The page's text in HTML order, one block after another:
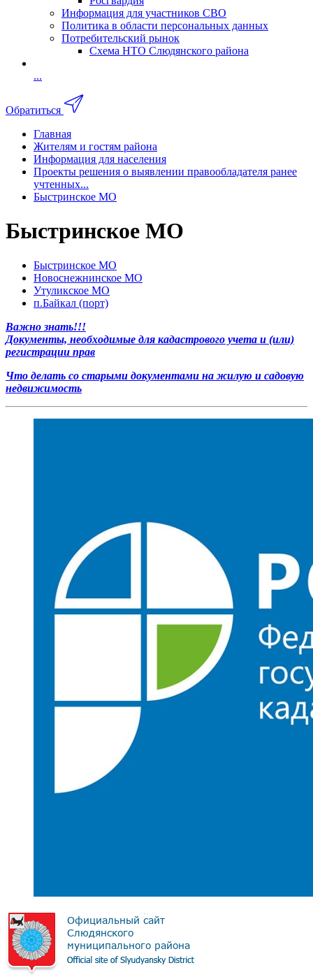
Информация для участников СВО
Политика в области персональных данных
Потребительский рынок
Схема НТО Слюдянского района
...
Обратиться
Главная
Жителям и гостям района
Информация для населения
Проекты решения о выявлении правообладателя ранее
учтенных...
Быстринское МО
Быстринское МО
Быстринское МО
Новоснежнинское МО
Утуликское МО
п.Байкал (порт)
Важно знать!!!
Документы, необходимые для кадастрового учета и (или)
регистрации прав
Что делать со старыми документами на жилую и садовую
недвижимость